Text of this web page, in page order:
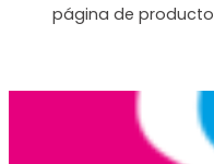
página de producto